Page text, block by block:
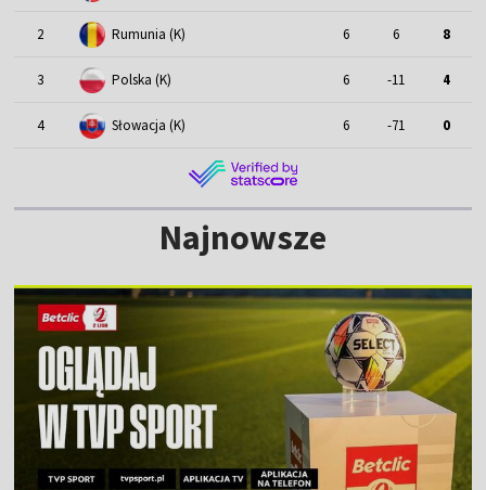
2 Rumunia (K) 6 6 8
3 Polska (K) 6 -11 4
4 Słowacja (K) 6 -71 0
Najnowsze